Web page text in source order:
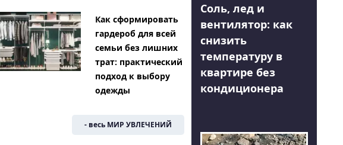
Как сформировать
гардероб для всей
семьи без лишних
трат: практический
подход к выбору
одежды
- весь МИР УВЛЕЧЕНИЙ
Соль, лед и
вентилятор: как
снизить
температуру в
квартире без
кондиционера